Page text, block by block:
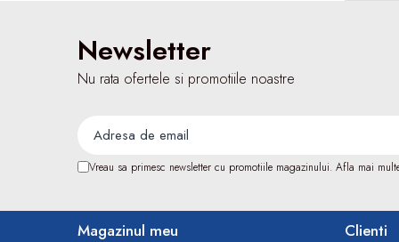
Masurare corporala
Newsletter
Nu rata ofertele si promotiile noastre
Vreau sa primesc newsletter cu promotiile magazinului. Afla mai
Magazinul meu Clienti